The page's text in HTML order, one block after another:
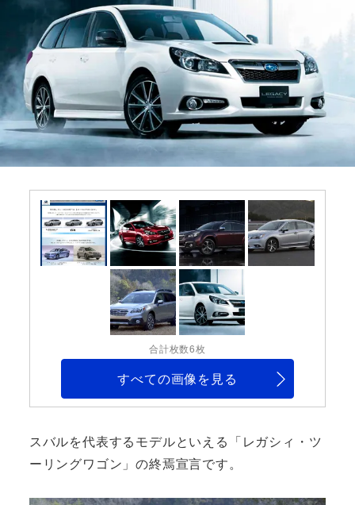
合計枚数6枚
すべての画像を見る
スバルを代表するモデルといえる「レガシィ・ツ
ーリングワゴン」の終焉宣言です。